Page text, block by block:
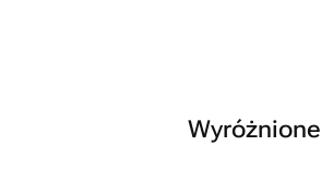
Wyróżnione